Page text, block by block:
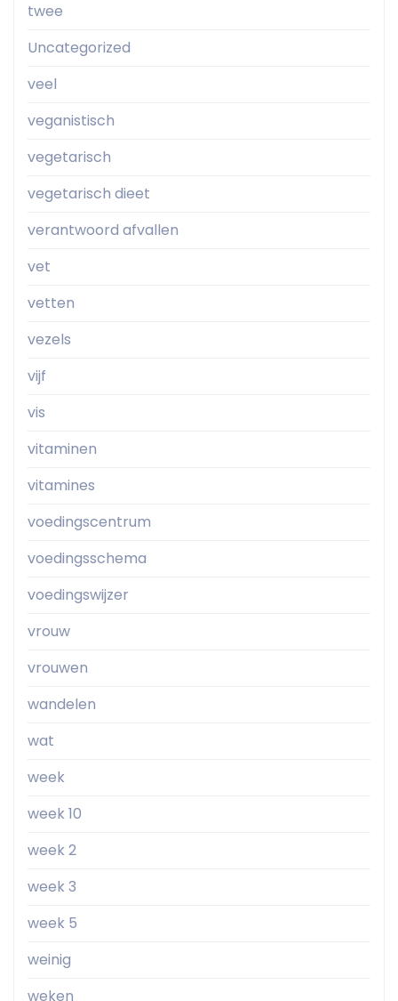
twee
Uncategorized
veel
veganistisch
vegetarisch
vegetarisch dieet
verantwoord afvallen
vet
vetten
vezels
vijf
vis
vitaminen
vitamines
voedingscentrum
voedingsschema
voedingswijzer
vrouw
vrouwen
wandelen
wat
week
week 10
week 2
week 3
week 5
weinig
weken